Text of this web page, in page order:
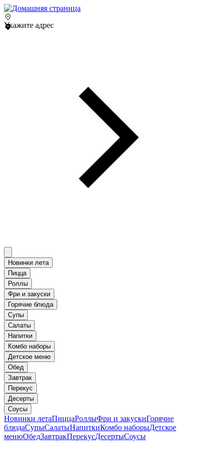
Укажите адрес
Новинки лета
Пицца
Роллы
Фри и закуски
Горячие блюда
Супы
Салаты
Напитки
Комбо наборы
Детское меню
Обед
Завтрак
Перекус
Десерты
Соусы
Новинки летаПиццаРоллыФри и закускиГорячие
блюдаСупыСалатыНапиткиКомбо наборыДетское
менюОбедЗавтракПерекусДесертыСоусы